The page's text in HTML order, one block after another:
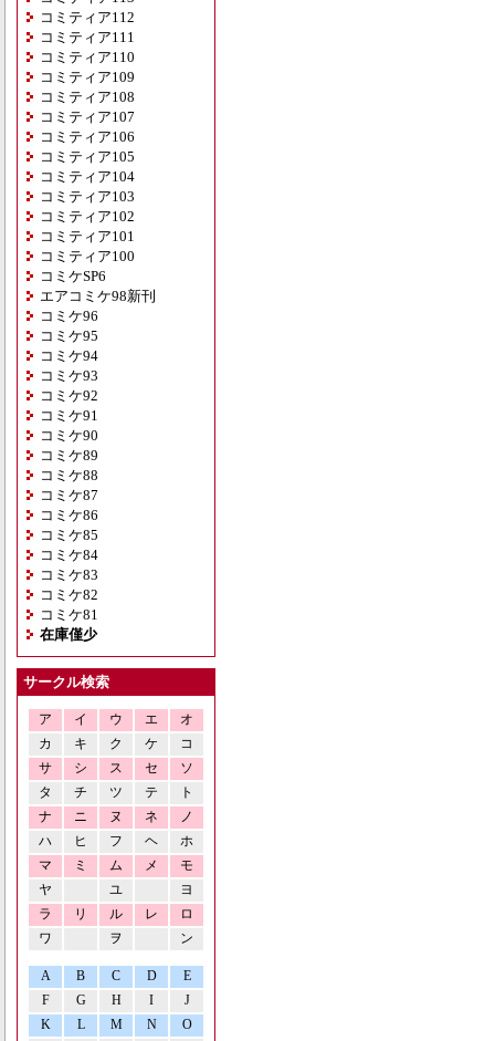
コミティア112
コミティア111
コミティア110
コミティア109
コミティア108
コミティア107
コミティア106
コミティア105
コミティア104
コミティア103
コミティア102
コミティア101
コミティア100
コミケSP6
エアコミケ98新刊
コミケ96
コミケ95
コミケ94
コミケ93
コミケ92
コミケ91
コミケ90
コミケ89
コミケ88
コミケ87
コミケ86
コミケ85
コミケ84
コミケ83
コミケ82
コミケ81
在庫僅少
サークル検索
ア イ ウ エ
オ
カ
キ ク ケ
コ
サ
シ ス セ
ソ
タ
チ ツ テ
ト
ナ
ニ ヌ ネ
ノ
ハ
ヒ フ ヘ
ホ
マ
ミ ム メ
モ
ヤ
ユ
ヨ
ラ
リ ル レ
ロ
ワ
ヲ ン
A B C D
E
F
G H I
J
K
L M N O